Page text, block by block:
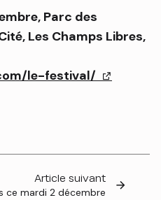
Parc des
Les Champs Libres,
le-festival/ (lien
Article suivant
ce mardi 2 décembre